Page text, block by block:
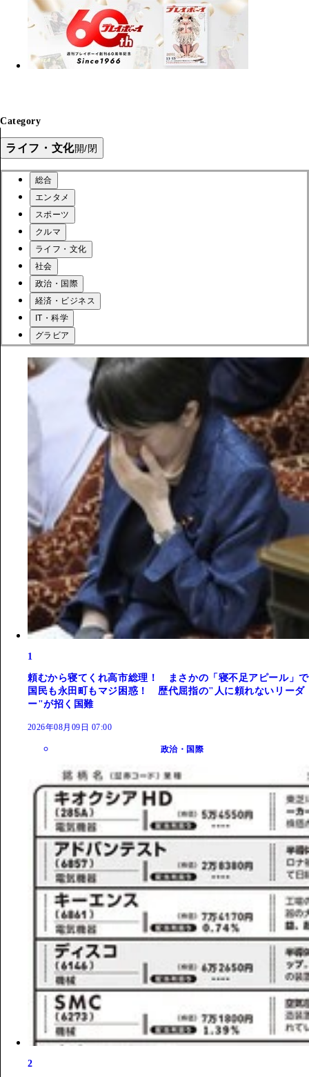
Category
ライフ・文化開/閉
総合
エンタメ
スポーツ
クルマ
ライフ・文化
社会
政治・国際
経済・ビジネス
IT・科学
グラビア
1
頼むから寝てくれ高市総理！ まさかの「寝不足アピール」で
国民も永田町もマジ困惑！ 歴代屈指の"人に頼れないリーダ
ー"が招く国難
2026年08月09日 07:00
政治・国際
2